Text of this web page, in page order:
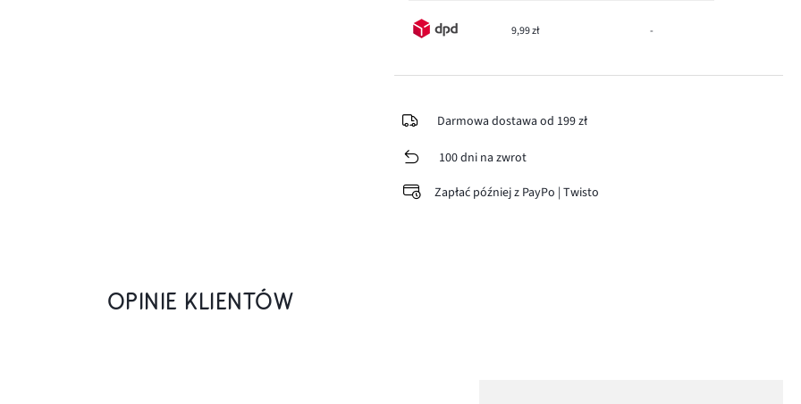
9,99 zł -
Darmowa dostawa od 199 zł
100 dni na zwrot
Zapłać później z PayPo | Twisto
OPINIE KLIENTÓW